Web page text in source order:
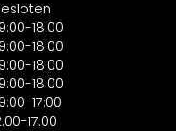
18:00
18:00
18:00
18:00
17:00
17:00